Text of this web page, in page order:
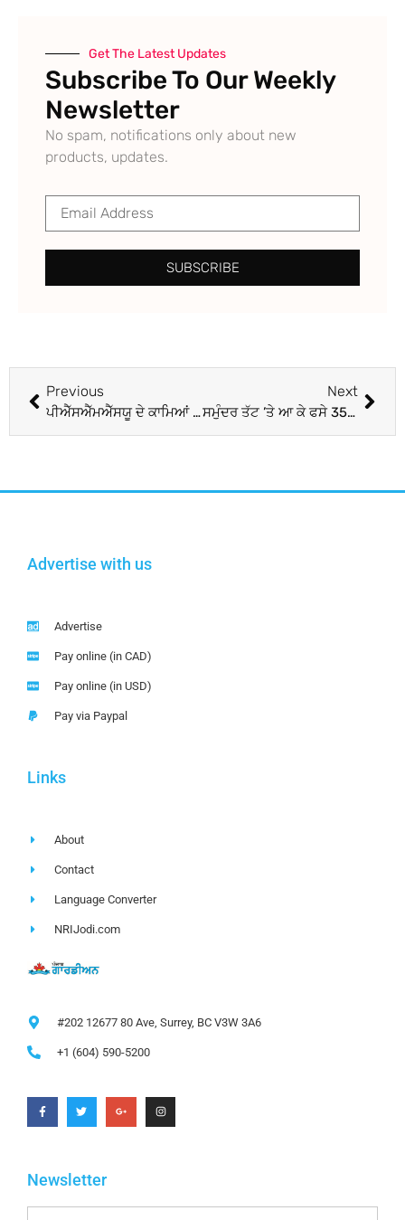
Get The Latest Updates
Subscribe To Our Weekly
Newsletter
No spam, notifications only about new
products, updates.
SUBSCRIBE
Previous
ਪੀਐੱਸਐੱਮਐੱਸਯੂ ਦੇ ਕਾਮਿਆਂ ਦੀ ਹੜਤਾਲ 8ਵੇਂ ਦਿਨ ਵੀ ਜਾਰੀ
Next
ਸਮੁੰਦਰ ਤੱਟ ’ਤੇ ਆ ਕੇ ਫਸੇ 35 ਫੁੱਟ ਲੰਮੇ ਵ੍ਹੇਲ ਦੇ ਬੱਚੇ ਨੂੰ 40 ਘੰਟਿਆਂ ਪਿੱਛੋਂ ਸਮੁੰਦਰ ’ਚ ਛੱਡਿਆ
Advertise with us
Advertise
Pay online (in CAD)
Pay online (in USD)
Pay via Paypal
Links
About
Contact
Language Converter
NRIJodi.com
#202 12677 80 Ave, Surrey, BC V3W 3A6
+1 (604) 590-5200
Newsletter